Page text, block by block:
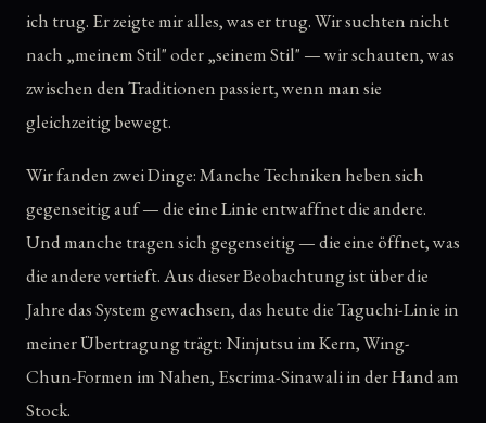
ich trug. Er zeigte mir alles, was er trug. Wir suchten nicht
nach „meinem Stil" oder „seinem Stil" — wir schauten, was
zwischen den Traditionen passiert, wenn man sie
gleichzeitig bewegt.
Wir fanden zwei Dinge: Manche Techniken heben sich
gegenseitig auf — die eine Linie entwaffnet die andere.
Und manche tragen sich gegenseitig — die eine öffnet, was
die andere vertieft. Aus dieser Beobachtung ist über die
Jahre das System gewachsen, das heute die Taguchi-Linie in
meiner Übertragung trägt: Ninjutsu im Kern, Wing-
Chun-Formen im Nahen, Escrima-Sinawali in der Hand am
Stock.